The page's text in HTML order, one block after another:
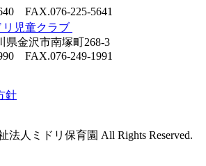
FAX.076-225-5641
児童クラブ
県金沢市南塚町268-3
FAX.076-249-1991
針
法人ミドリ保育園 All Rights Reserved.